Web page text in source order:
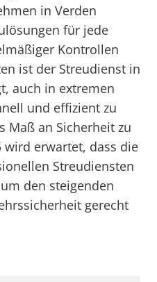
in Verden
für jede
Kontrollen
ist der Streudienst in
auch in extremen
und effizient zu
Maß an Sicherheit zu
wird erwartet, dass die
Streudiensten
den steigenden
gerecht